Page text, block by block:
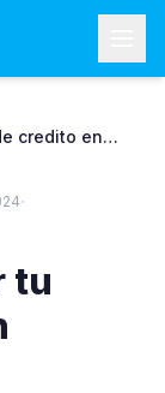
credito en
·
tu